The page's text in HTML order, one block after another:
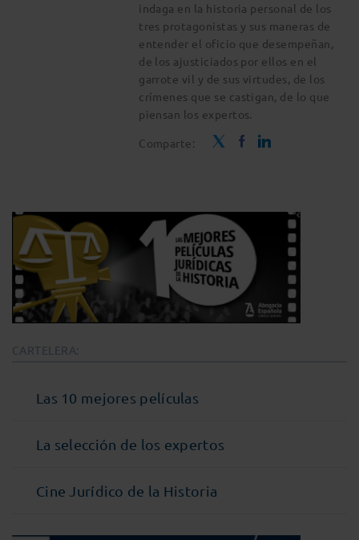
indaga en la historia personal de los
tres protagonistas y sus maneras de
entender el oficio que desempeñan,
de los ajusticiados por ellos en el
garrote vil y de sus virtudes, de los
crímenes que se castigan, de lo que
piensan los expertos.
Comparte:
CARTELERA:
Las 10 mejores películas
La selección de los expertos
Cine Jurídico de la Historia